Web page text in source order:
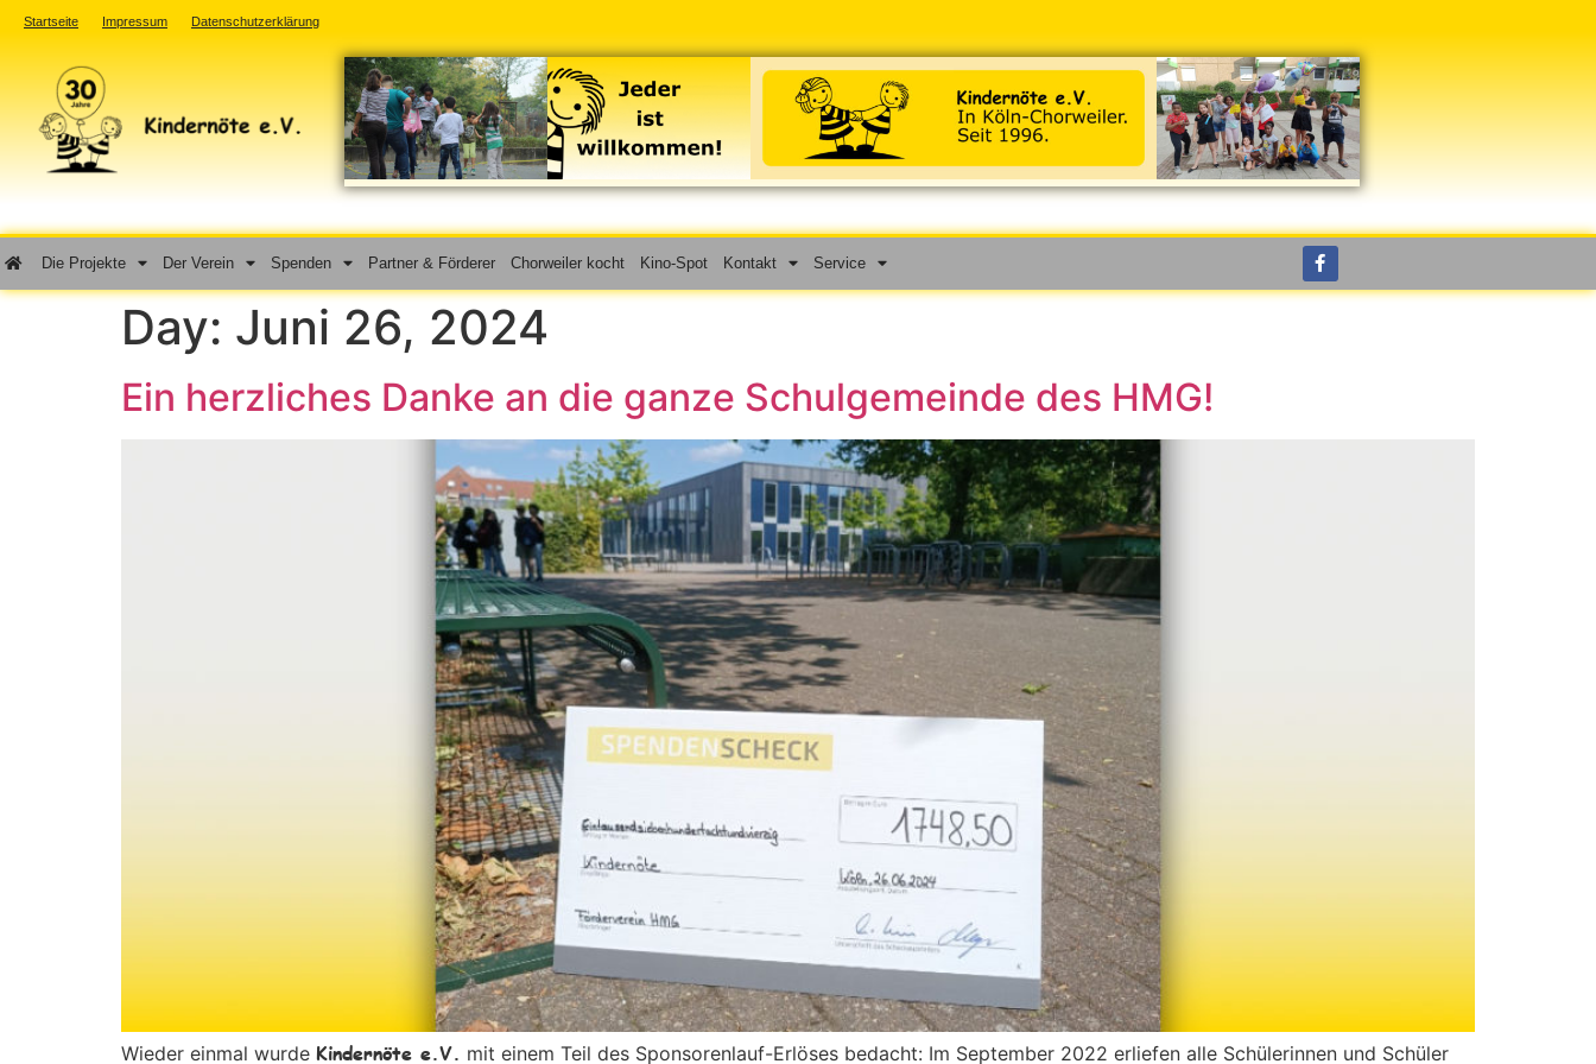
Startseite Impressum Datenschutzerklärung
Die Projekte Der Verein Spenden Partner & Förderer Chorweiler kocht Kino-Spot Kontakt Service
Day: Juni 26, 2024
Ein herzliches Danke an die ganze Schulgemeinde des HMG!
Wieder einmal wurde Kindernöte e.V. mit einem Teil des Sponsorenlauf-Erlöses bedacht: Im September 2022 erliefen alle Schülerinnen und Schüler